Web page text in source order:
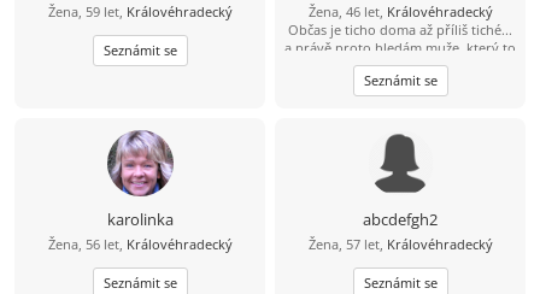
Žena, 59 let, Královéhradecký
Seznámit se
Žena, 46 let, Královéhradecký
Občas je ticho doma až příliš tiché...
a právě proto hledám muže, který to
má podobně. Jsem svobodná, sama,
ale připravená to změnit. Věřím, že
ve dvou je život krásnější i obyčejný
trávíš s tím pravým. Miluji přírodu,
zvířata a věci, které přinášejí klid a
radost. Hledám vyrovnaného,
pohodového muže, který si umí
udělat legraci, ale ví i kdy být vážný.
Smysl pro humor a laskavost jsou
pro mě důležité. Pokud toužíš po
blízkosti, sdílení a opravdovém
vztahu, napiš.
Seznámit se
karolinka
Žena, 56 let, Královéhradecký
Seznámit se
abcdefgh2
Žena, 57 let, Královéhradecký
Seznámit se